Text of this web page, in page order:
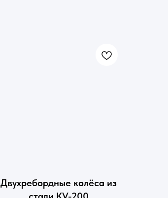
Двухребордные колёса из